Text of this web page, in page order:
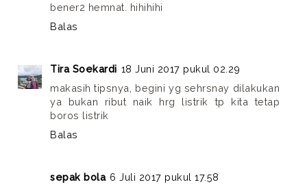
bener2 hemnat. hihihihi
Balas
Tira Soekardi 18 Juni 2017 pukul 02.29
makasih tipsnya, begini yg sehrsnay dilakukan
ya bukan ribut naik hrg listrik tp kita tetap
boros listrik
Balas
sepak bola 6 Juli 2017 pukul 17.58